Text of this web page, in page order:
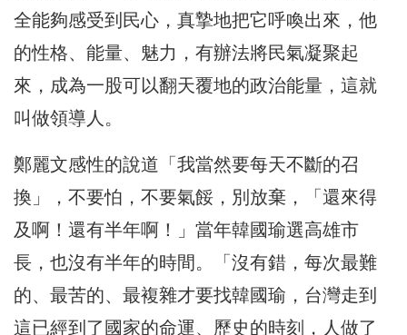
全能夠感受到民心，真摯地把它呼喚出來，他
的性格、能量、魅力，有辦法將民氣凝聚起
來，成為一股可以翻天覆地的政治能量，這就
叫做領導人。
鄭麗文感性的說道「我當然要每天不斷的召
換」，不要怕，不要氣餒，別放棄，「還來得
及啊！還有半年啊！」當年韓國瑜選高雄市
長，也沒有半年的時間。「沒有錯，每次最難
的、最苦的、最複雜才要找韓國瑜，台灣走到
這已經到了國家的命運、歷史的時刻，人做了